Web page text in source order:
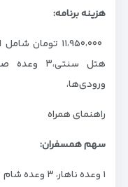
هزینه برنامه:
ورودی‌ها،
راهنمای همراه
سهم همسفران:
۱ وعده ناهار، ۳ وعده شام